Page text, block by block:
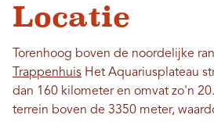
Locatie
Torenhoog boven de noordelijke
Trappenhuis Het Aquariusplateau
dan 160 kilometer en omvat zo'n
terrein boven de 3350 meter,